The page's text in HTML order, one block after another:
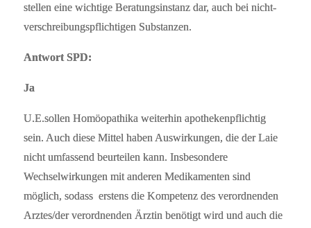
stellen eine wichtige Beratungsinstanz dar, auch bei nicht-
verschreibungspflichtigen Substanzen.
Antwort SPD:
Ja
U.E.sollen Homöopathika weiterhin apothekenpflichtig
sein. Auch diese Mittel haben Auswirkungen, die der Laie
nicht umfassend beurteilen kann. Insbesondere
Wechselwirkungen mit anderen Medikamenten sind
möglich, sodass erstens die Kompetenz des verordnenden
Arztes/der verordnenden Ärztin benötigt wird und auch die